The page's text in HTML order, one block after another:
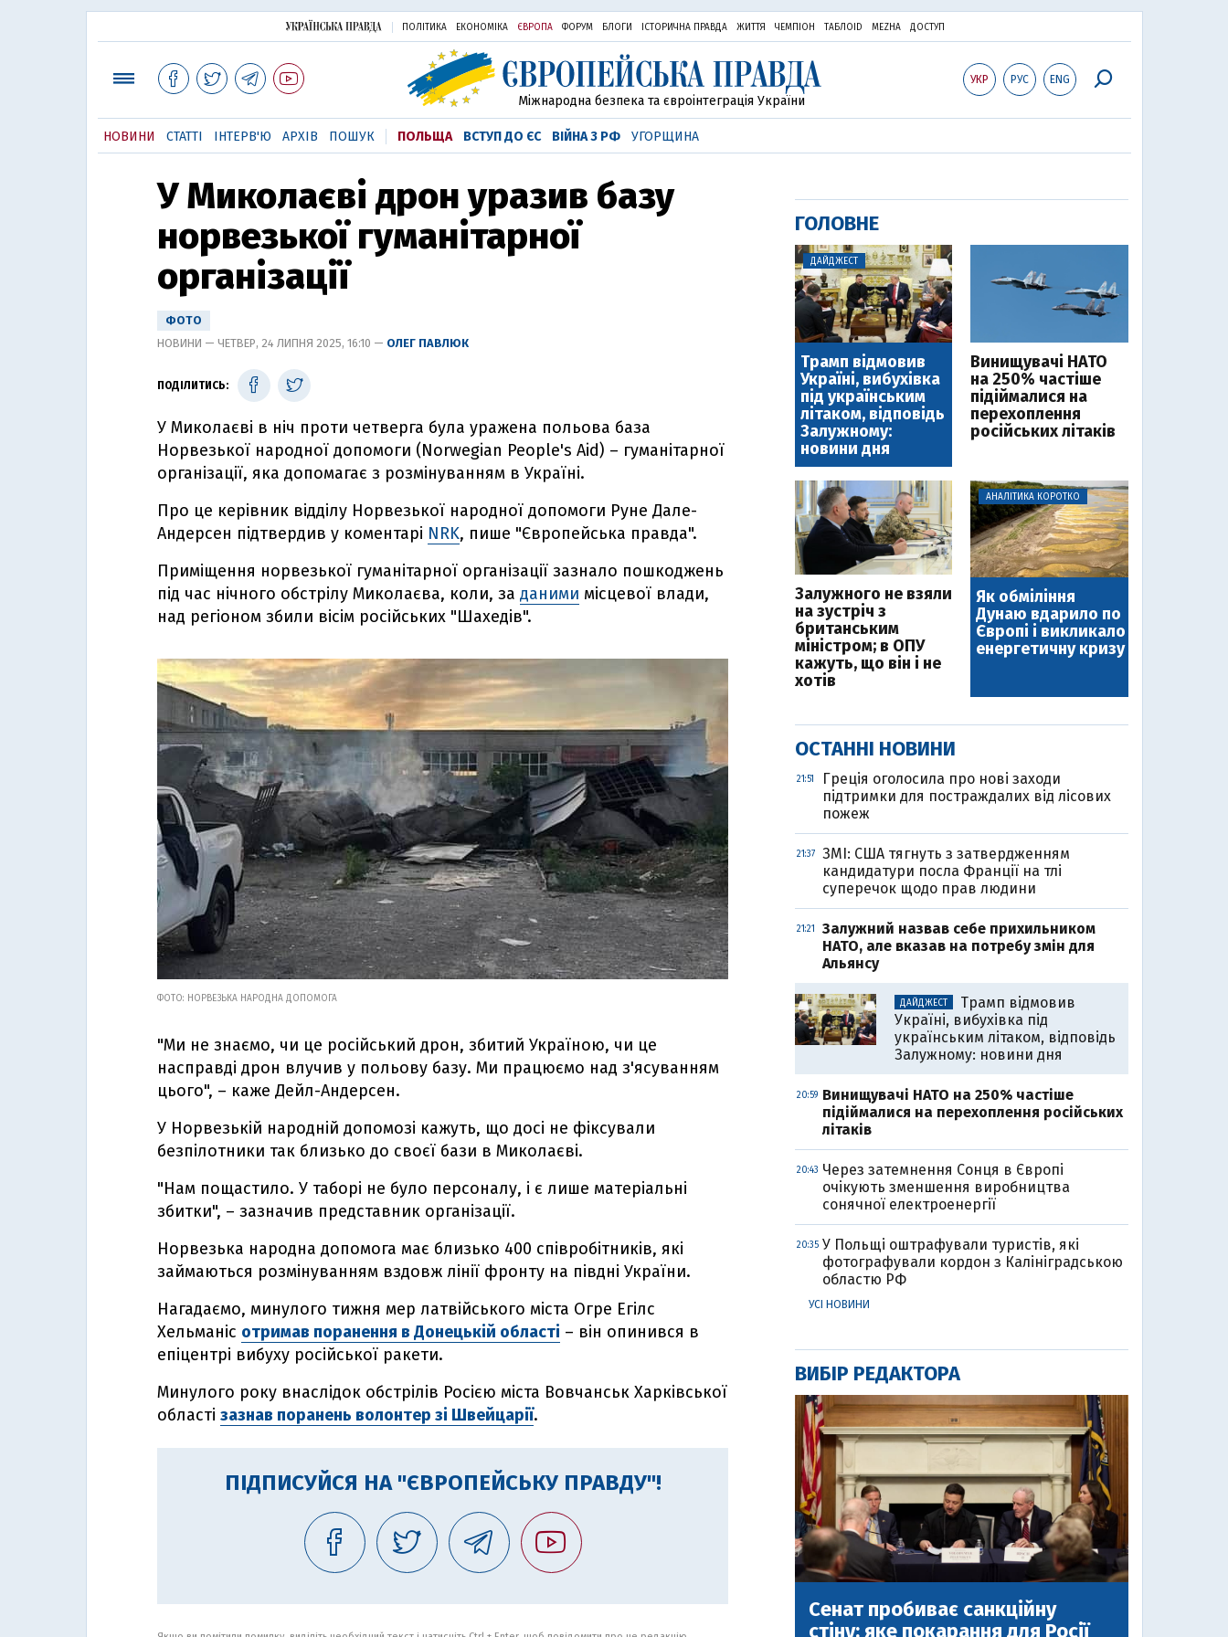
ПОЛІТИКА ЕКОНОМІКА ЄВРОПА ФОРУМ БЛОГИ ІСТОРИЧНА ПРАВДА ЖИТТЯ ЧЕМПІОН ТАБЛОID MEZHA ДОСТУП
УКР РУС ENG
Міжнародна безпека та євроінтеграція України
НОВИНИ СТАТТІ ІНТЕРВ'Ю АРХІВ ПОШУК ПОЛЬЩА ВСТУП ДО ЄС ВІЙНА З РФ УГОРЩИНА
У Миколаєві дрон уразив базу
норвезької гуманітарної
організації
ФОТО
НОВИНИ — ЧЕТВЕР, 24 ЛИПНЯ 2025, 16:10 — ОЛЕГ ПАВЛЮК
ПОДІЛИТИСЬ:
У Миколаєві в ніч проти четверга була уражена польова база
Норвезької народної допомоги (Norwegian People's Aid) – гуманітарної
організації, яка допомагає з розмінуванням в Україні.
Про це керівник відділу Норвезької народної допомоги Руне Дале-
Андерсен підтвердив у коментарі NRK, пише "Європейська правда".
Приміщення норвезької гуманітарної організації зазнало пошкоджень
під час нічного обстрілу Миколаєва, коли, за даними місцевої влади,
над регіоном збили вісім російських "Шахедів".
ФОТО: НОРВЕЗЬКА НАРОДНА ДОПОМОГА
"Ми не знаємо, чи це російський дрон, збитий Україною, чи це
насправді дрон влучив у польову базу. Ми працюємо над з'ясуванням
цього", – каже Дейл-Андерсен.
У Норвезькій народній допомозі кажуть, що досі не фіксували
безпілотники так близько до своєї бази в Миколаєві.
"Нам пощастило. У таборі не було персоналу, і є лише матеріальні
збитки", – зазначив представник організації.
Норвезька народна допомога має близько 400 співробітників, які
займаються розмінуванням вздовж лінії фронту на півдні України.
Нагадаємо, минулого тижня мер латвійського міста Огре Егілс
Хельманіс отримав поранення в Донецькій області – він опинився в
епіцентрі вибуху російської ракети.
Минулого року внаслідок обстрілів Росією міста Вовчанськ Харківської
області зазнав поранень волонтер зі Швейцарії.
ПІДПИСУЙСЯ НА "ЄВРОПЕЙСЬКУ ПРАВДУ"!
ГОЛОВНЕ
ДАЙДЖЕСТ
Трамп відмовив
Україні, вибухівка
під українським
літаком, відповідь
Залужному:
новини дня
Винищувачі НАТО
на 250% частіше
підіймалися на
перехоплення
російських літаків
Залужного не взяли
на зустріч з
британським
міністром; в ОПУ
кажуть, що він і не
хотів
АНАЛІТИКА КОРОТКО
Як обміління
Дунаю вдарило по
Європі і викликало
енергетичну кризу
ОСТАННІ НОВИНИ
21:51
Греція оголосила про нові заходи
підтримки для постраждалих від лісових
пожеж
21:37
ЗМІ: США тягнуть з затвердженням
кандидатури посла Франції на тлі
суперечок щодо прав людини
21:21
Залужний назвав себе прихильником
НАТО, але вказав на потребу змін для
Альянсу
ДАЙДЖЕСТ
Трамп відмовив
Україні, вибухівка під
українським літаком, відповідь
Залужному: новини дня
20:59 Винищувачі НАТО на 250% частіше
підіймалися на перехоплення російських
літаків
20:43 Через затемнення Сонця в Європі
очікують зменшення виробництва
сонячної електроенергії
20:35 У Польщі оштрафували туристів, які
фотографували кордон з Калініградською
областю РФ
УСІ НОВИНИ
ВИБІР РЕДАКТОРА
Сенат пробиває санкційну
стіну: яке покарання для Росії